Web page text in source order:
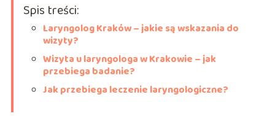
Spis treści:
Laryngolog Kraków – jakie są wskazania do
wizyty?
Wizyta u laryngologa w Krakowie – jak
przebiega badanie?
Jak przebiega leczenie laryngologiczne?